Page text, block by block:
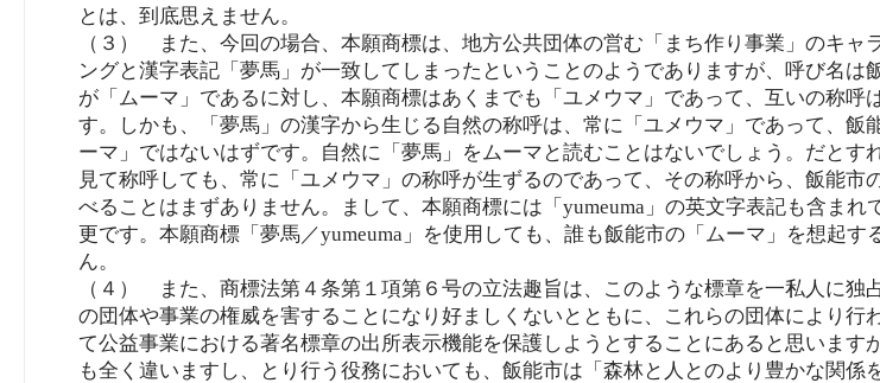
とは、到底思えません。
（３） また、今回の場合、本願商標は、地方公共団体の営む「まち作り事業」のキャ
ングと漢字表記「夢馬」が一致してしまったということのようでありますが、呼び名は
が「ムーマ」であるに対し、本願商標はあくまでも「ユメウマ」であって、互いの称呼
す。しかも、「夢馬」の漢字から生じる自然の称呼は、常に「ユメウマ」であって、飯
ーマ」ではないはずです。自然に「夢馬」をムーマと読むことはないでしょう。だとす
見て称呼しても、常に「ユメウマ」の称呼が生ずるのであって、その称呼から、飯能市
べることはまずありません。まして、本願商標には「yumeuma」の英文字表記も含まれ
更です。本願商標「夢馬／yumeuma」を使用しても、誰も飯能市の「ムーマ」を想起す
ん。
（４） また、商標法第４条第１項第６号の立法趣旨は、このような標章を一私人に独
の団体や事業の権威を害することになり好ましくないとともに、これらの団体により行
て公益事業における著名標章の出所表示機能を保護しようとすることにあると思います
も全く違いますし、とり行う役務においても、飯能市は「森林と人とのより豊かな関係